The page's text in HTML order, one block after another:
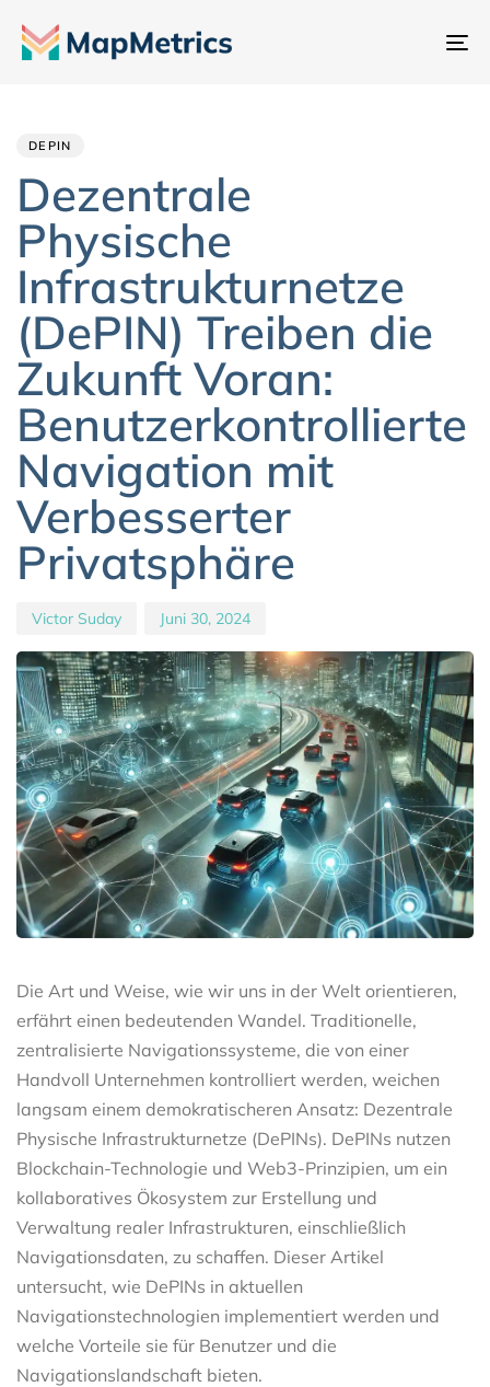
DEPIN
Dezentrale
Physische
Infrastrukturnetze
(DePIN) Treiben die
Zukunft Voran:
Benutzerkontrollierte
Navigation mit
Verbesserter
Privatsphäre
Victor Suday Juni 30, 2024
Die Art und Weise, wie wir uns in der Welt orientieren,
erfährt einen bedeutenden Wandel. Traditionelle,
zentralisierte Navigationssysteme, die von einer
Handvoll Unternehmen kontrolliert werden, weichen
langsam einem demokratischeren Ansatz: Dezentrale
Physische Infrastrukturnetze (DePINs). DePINs nutzen
Blockchain-Technologie und Web3-Prinzipien, um ein
kollaboratives Ökosystem zur Erstellung und
Verwaltung realer Infrastrukturen, einschließlich
Navigationsdaten, zu schaffen. Dieser Artikel
untersucht, wie DePINs in aktuellen
Navigationstechnologien implementiert werden und
welche Vorteile sie für Benutzer und die
Navigationslandschaft bieten.